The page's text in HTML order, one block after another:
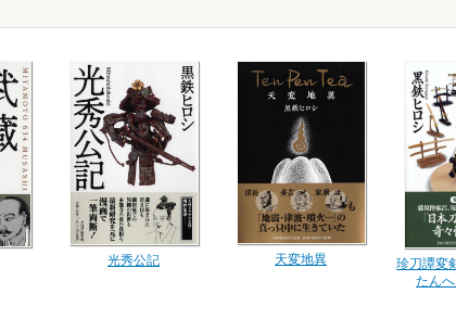
光秀公記 天変地異
珍刀譚変
たんへ